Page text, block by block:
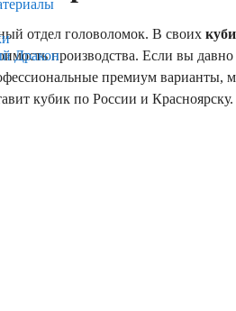
Дракон
отдел головоломок. В своих
производства. Если вы давно
премиум варианты,
кубик по России и Красноярску.